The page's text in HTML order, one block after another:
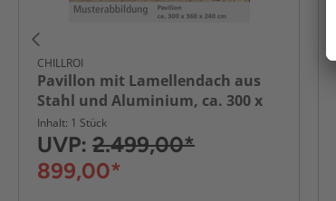
CHILLROI
Pavillon mit Lamellendach aus
Stahl und Aluminium, ca. 300 x
360 x 240 cm - Anthrazit
Inhalt: 1 Stück
UVP: 2.499,00*
899,00*